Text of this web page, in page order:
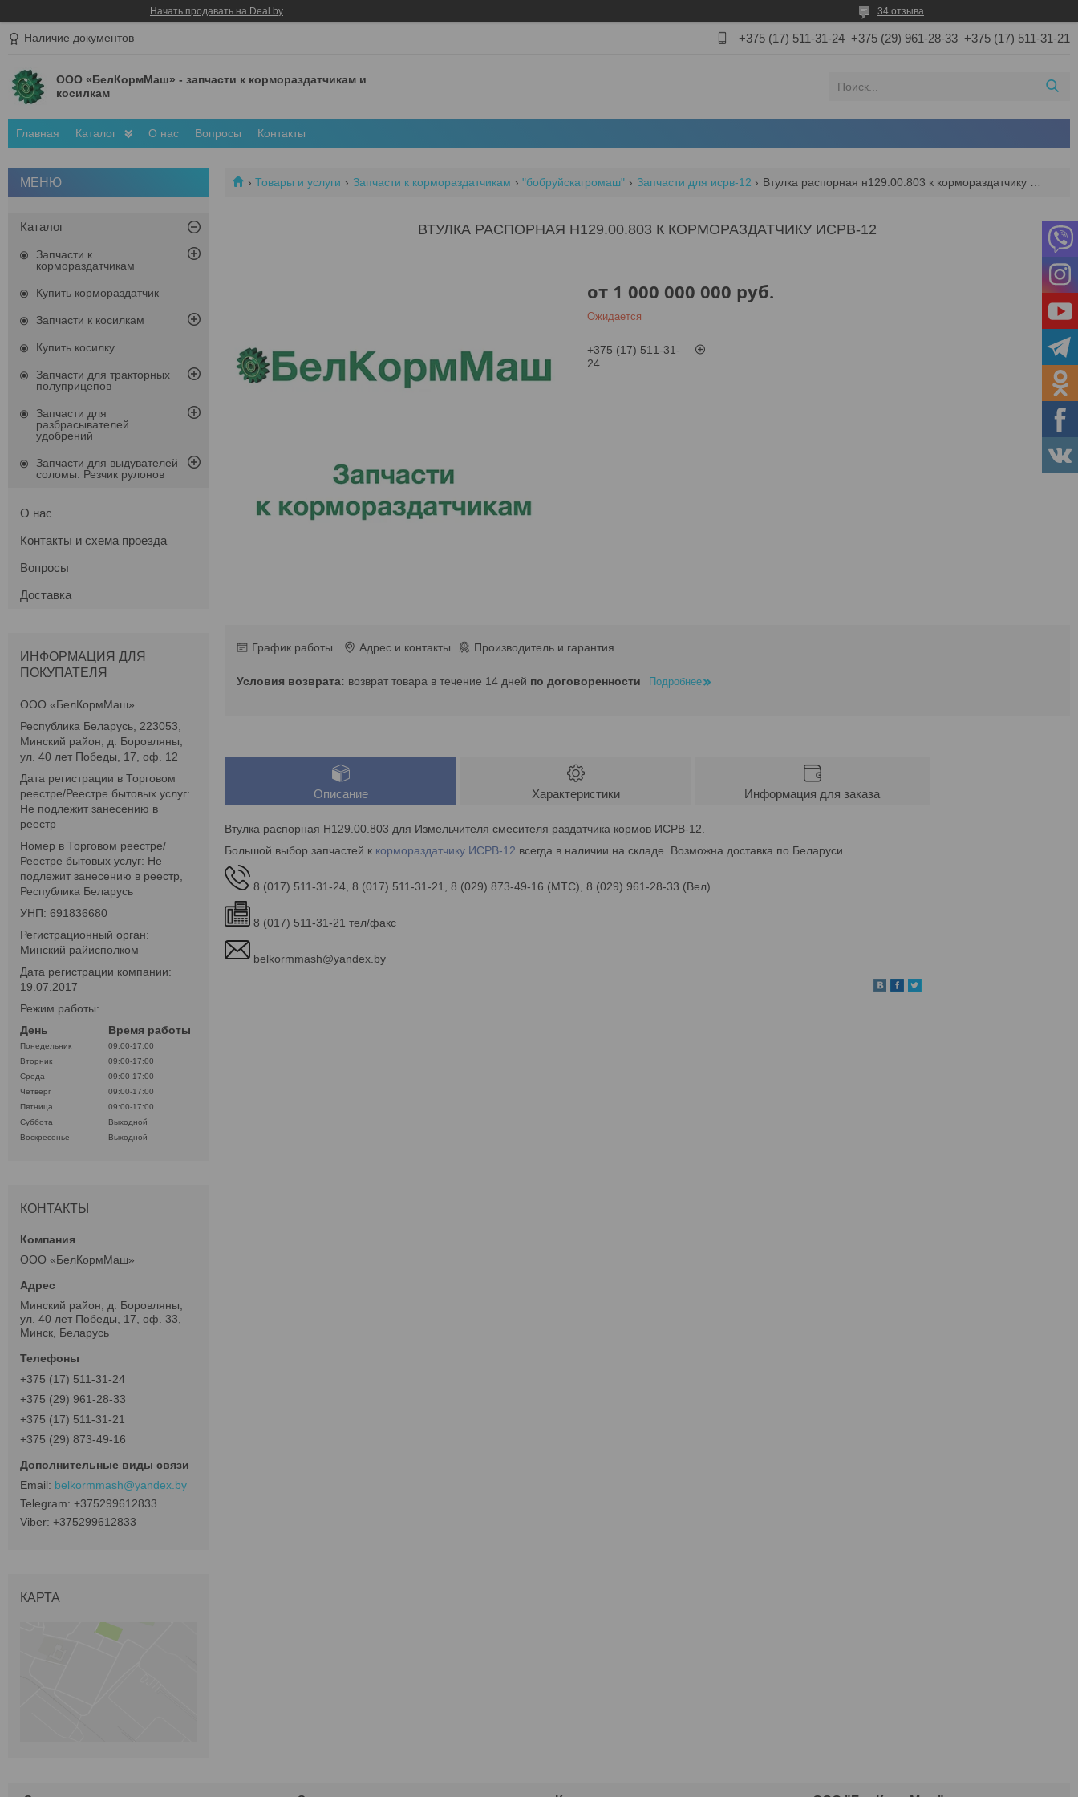
Начать продавать на Deal.by 34 отзыва
Наличие документов +375 (17) 511-31-24 +375 (29) 961-28-33 +375 (17) 511-31-21
ООО «БелКормМаш» - запчасти к кормораздатчикам и
косилкам
Главная Каталог О нас Вопросы Контакты
Товары и услуги Запчасти к кормораздатчикам "бобруйскагромаш" Запчасти для исрв-12
ВТУЛКА РАСПОРНАЯ Н129.00.803 К КОРМОРАЗДАТЧИКУ ИСРВ-12
от 1 000 000 000 руб.
Ожидается
+375 (17) 511-31-
24
График работы Адрес и контакты Производитель и гарантия
возврат товара в течение 14 дней по договоренности Подробнее
Описание Характеристики Информация для заказа
Втулка распорная Н129.00.803 для Измельчителя смесителя раздатчика кормов ИСРВ-12.
Большой выбор запчастей к кормораздатчику ИСРВ-12 всегда в наличии на складе. Возможна доставка по Беларуси.
8 (017) 511-31-24, 8 (017) 511-31-21, 8 (029) 873-49-16 (МТС), 8 (029) 961-28-33 (Вел).
8 (017) 511-31-21 тел/факс
belkormmash@yandex.by
Каталог
Запчасти к
кормораздатчикам
Купить кормораздатчик
Запчасти к косилкам
Купить косилку
Запчасти для тракторных
полуприцепов
Запчасти для
разбрасывателей
удобрений
Запчасти для выдувателей
соломы. Резчик рулонов
О нас
Контакты и схема проезда
Вопросы
Доставка
ИНФОРМАЦИЯ ДЛЯ
ПОКУПАТЕЛЯ
ООО «БелКормМаш»
Республика Беларусь, 223053,
Минский район, д. Боровляны,
ул. 40 лет Победы, 17, оф. 12
Дата регистрации в Торговом
реестре/Реестре бытовых услуг:
Не подлежит занесению в
реестр
Номер в Торговом реестре/
Реестре бытовых услуг: Не
подлежит занесению в реестр,
Республика Беларусь
УНП: 691836680
Регистрационный орган:
Минский райисполком
Дата регистрации компании:
19.07.2017
Режим работы:
День
Время работы
Понедельник
09:00-17:00
Вторник
09:00-17:00
Среда
09:00-17:00
Четверг
09:00-17:00
Пятница
09:00-17:00
Суббота
Выходной
Воскресенье
Выходной
КОНТАКТЫ
ООО «БелКормМаш»
Минский район, д. Боровляны,
ул. 40 лет Победы, 17, оф. 33,
Минск, Беларусь
+375 (17) 511-31-24
+375 (29) 961-28-33
+375 (17) 511-31-21
+375 (29) 873-49-16
belkormmash@yandex.by
+375299612833
+375299612833
КАРТА